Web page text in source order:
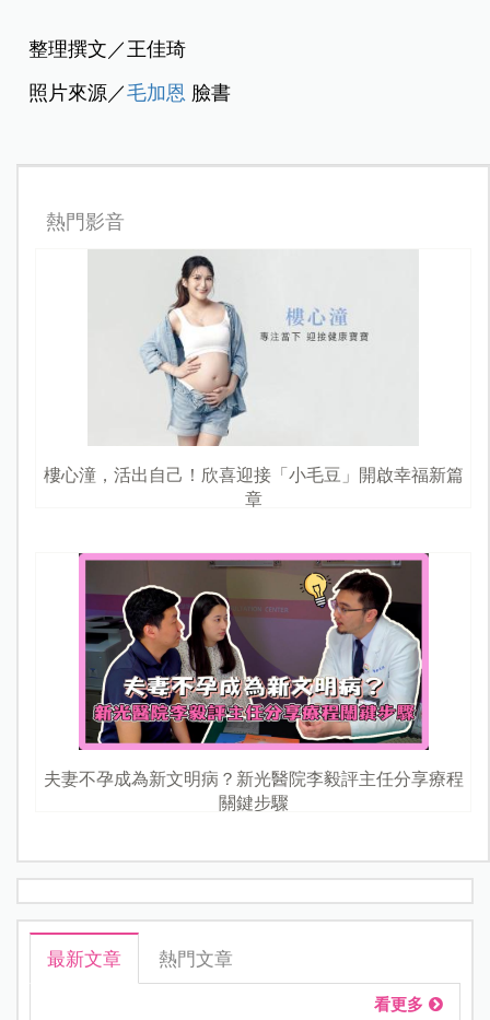
整理撰文／王佳琦
照片來源／毛加恩 臉書
熱門影音
樓心潼，活出自己！欣喜迎接「小毛豆」開啟幸福新篇
章
夫妻不孕成為新文明病？新光醫院李毅評主任分享療程
關鍵步驟
最新文章 熱門文章
看更多